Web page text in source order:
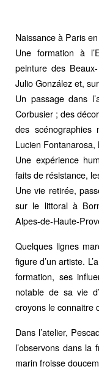
Naissance à Paris
Une formation à
peinture des
Julio González et,
Un passage dans
Corbusier ; des
des scénographies
Lucien
Une expérience
faits de résistance,
Une vie retirée,
sur le littoral à
Alpes-de-Haute-
Quelques lignes
figure d’un artiste.
formation, ses
notable de sa vie
croyons le connaitre
Dans l’atelier,
l’observons dans la
marin froisse